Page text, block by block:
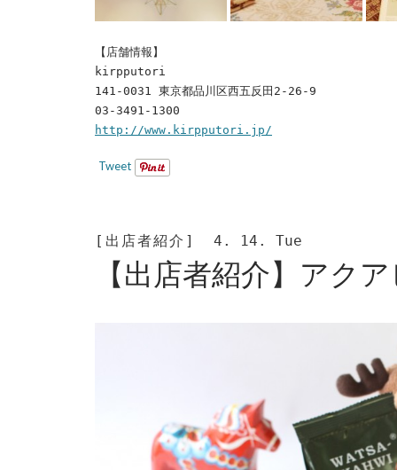
【店舗情報】
kirpputori
141-0031 東京都品川区西五反田2-26-9
03-3491-1300
http://www.kirpputori.jp/
Tweet
[出店者紹介] 4. 14. Tue
【出店者紹介】アク